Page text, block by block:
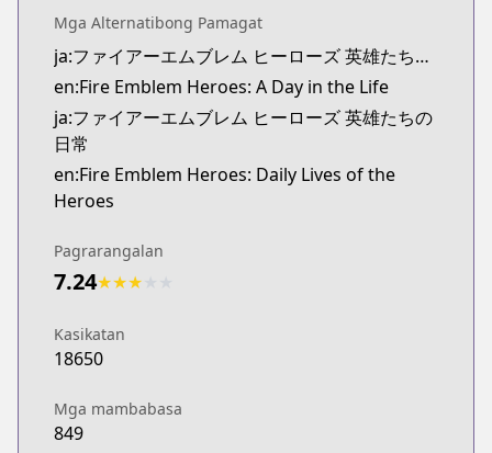
Mga Alternatibong Pamagat
ja:ファイアーエムブレム ヒーローズ 英雄たちの日常
en:Fire Emblem Heroes: A Day in the Life
ja:ファイアーエムブレム ヒーローズ 英雄たちの
日常
en:Fire Emblem Heroes: Daily Lives of the
Heroes
Pagrarangalan
7.24★★★
Kasikatan
18650
Mga mambabasa
849